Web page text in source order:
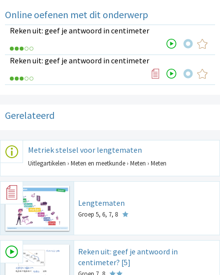
Online oefenen met dit onderwerp
Reken uit: geef je antwoord in centimeter
Reken uit: geef je antwoord in centimeter
Gerelateerd
Metriek stelsel voor lengtematen
Uitlegartikelen › Meten en meetkunde › Meten › Meten
Lengtematen
Groep 5, 6, 7, 8
Reken uit: geef je antwoord in
centimeter? [5]